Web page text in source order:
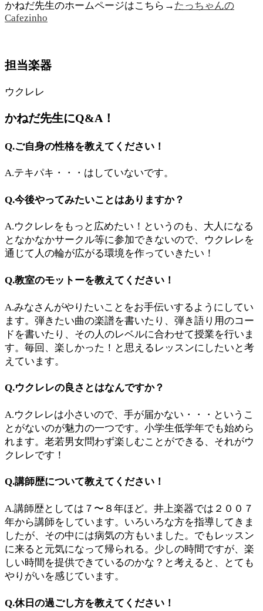
かねだ先生のホームページはこちら→ たっちゃんの
Cafezinho
担当楽器
ウクレレ
かねだ先生にQ&A！
Q.ご自身の性格を教えてください！
A.テキパキ・・・はしていないです。
Q.今後やってみたいことはありますか？
A.ウクレレをもっと広めたい！というのも、大人になる
となかなかサークル等に参加できないので、ウクレレを
通じて人の輪が広がる環境を作っていきたい！
Q.教室のモットーを教えてください！
A.みなさんがやりたいことをお手伝いするようにしてい
ます。弾きたい曲の楽譜を書いたり、弾き語り用のコー
ドを書いたり、その人のレベルに合わせて授業を行いま
す。毎回、楽しかった！と思えるレッスンにしたいと考
えています。
Q.ウクレレの良さとはなんですか？
A.ウクレレは小さいので、手が届かない・・・というこ
とがないのが魅力の一つです。小学生低学年でも始めら
れます。老若男女問わず楽しむことができる、それがウ
クレレです！
Q.講師歴について教えてください！
A.講師歴としては７〜８年ほど。井上楽器では２００７
年から講師をしています。いろいろな方を指導してきま
したが、その中には病気の方もいました。でもレッスン
に来ると元気になって帰られる。少しの時間ですが、楽
しい時間を提供できているのかな？と考えると、とても
やりがいを感じています。
Q.休日の過ごし方を教えてください！